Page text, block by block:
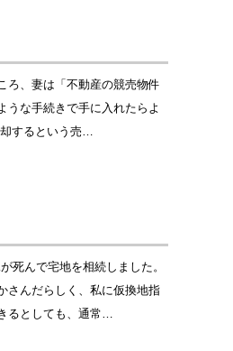
ろ、妻は「不動産の競売物件
うな手続きで手に入れたらよ
するという売…
死んで宅地を相続しました。
さんだらしく、私に仮換地指
るとしても、通常…